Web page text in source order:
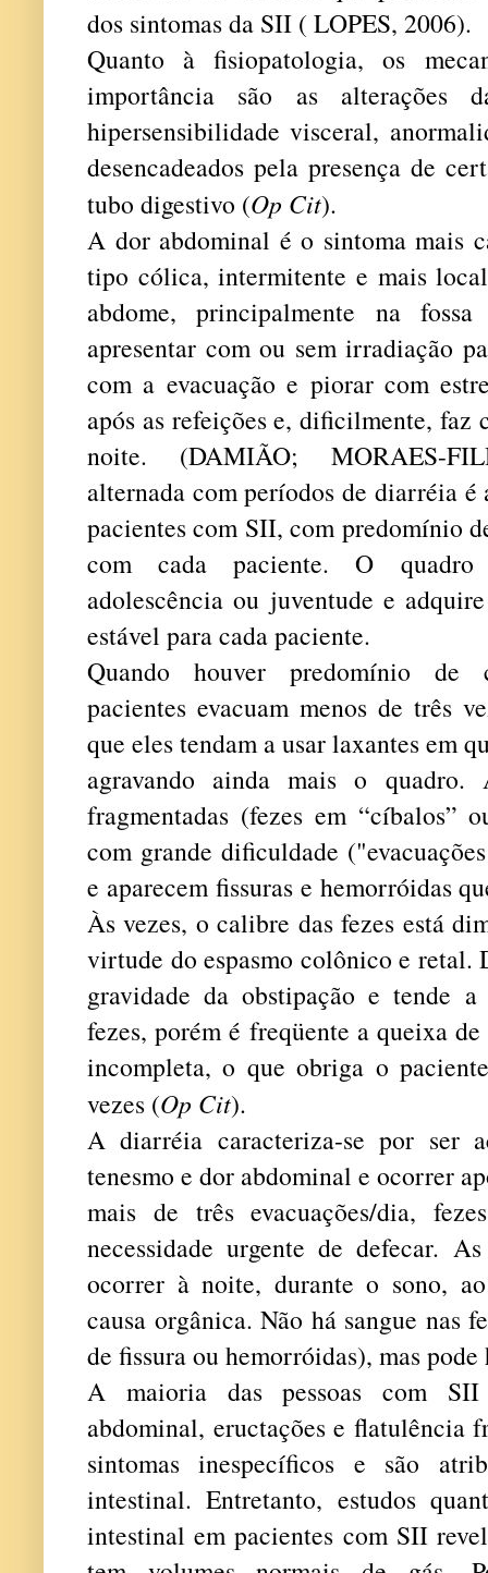
dos sintomas da SII ( LOPES, 2006).
Quanto à fisiopatologia, os
importância são as alterações
hipersensibilidade visceral,
desencadeados pela presença de
tubo digestivo (Op Cit).
A dor abdominal é o sintoma mais
tipo cólica, intermitente e mais
abdome, principalmente na
apresentar com ou sem irradiação
com a evacuação e piorar com
após as refeições e, dificilmente, faz
noite. (DAMIÃO; MORAES-
alternada com períodos de diarréia é
pacientes com SII, com predomínio
com cada paciente. O quadro
adolescência ou juventude e
estável para cada paciente.
Quando houver predomínio de
pacientes evacuam menos de três
que eles tendam a usar laxantes em
agravando ainda mais o quadro.
fragmentadas (fezes em “cíbalos”
com grande dificuldade
e aparecem fissuras e hemorróidas
Às vezes, o calibre das fezes está
virtude do espasmo colônico e retal.
gravidade da obstipação e tende
fezes, porém é freqüente a queixa de
incompleta, o que obriga o
vezes (Op Cit).
A diarréia caracteriza-se por ser
tenesmo e dor abdominal e ocorrer
mais de três evacuações/dia,
necessidade urgente de defecar.
ocorrer à noite, durante o sono,
causa orgânica. Não há sangue nas
de fissura ou hemorróidas), mas pode
A maioria das pessoas com SII
abdominal, eructações e flatulência
sintomas inespecíficos e são
intestinal. Entretanto, estudos
intestinal em pacientes com SII